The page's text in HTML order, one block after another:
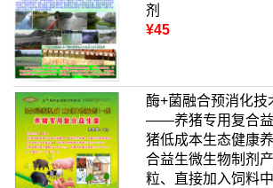
剂
¥45
酶+菌融合预消化技
——养猪专用复合
猪低成本生态健康
合益生微生物制剂
粒、直接加入饲料